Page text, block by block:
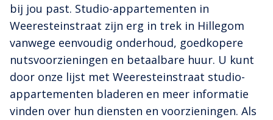
bij jou past. Studio-appartementen in
Weeresteinstraat zijn erg in trek in Hillegom
vanwege eenvoudig onderhoud, goedkopere
nutsvoorzieningen en betaalbare huur. U kunt
door onze lijst met Weeresteinstraat studio-
appartementen bladeren en meer informatie
vinden over hun diensten en voorzieningen. Als